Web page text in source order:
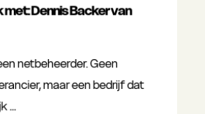
met: Dennis Backer van
netbeheerder. Geen
maar een bedrijf dat
...